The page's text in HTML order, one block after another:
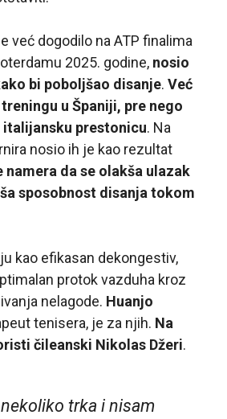
već dogodilo na ATP finalima
2025. godine, nosio
bi poboljšao disanje. Već
u Španiji, pre nego
italijansku prestonicu. Na
nosio ih je kao rezultat
namera da se olakša ulazak
sposobnost disanja tokom
kao efikasan dekongestiv,
protok vazduha kroz
nelagode. Huanjo
tenisera, je za njih. Na
čileanski Nikolas Džeri.
trka i nisam